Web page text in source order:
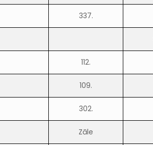
337.
112.
109.
302.
Zāle